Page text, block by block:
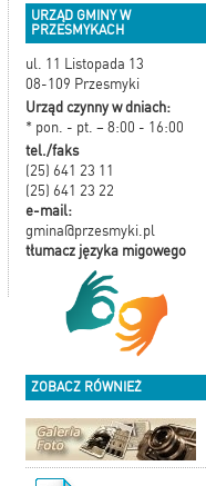
URZĄD GMINY W
PRZESMYKACH
ul. 11 Listopada 13
08-109 Przesmyki
Urząd czynny w dniach:
* pon. - pt. – 8:00 - 16:00
tel./faks
(25) 641 23 11
(25) 641 23 22
e-mail:
gmina@przesmyki.pl
tłumacz języka migowego
ZOBACZ RÓWNIEŻ